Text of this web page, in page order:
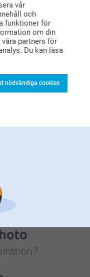
vår
och
funktioner för
om din
våra partners för
Du kan läsa
nödvändiga cookies
köp